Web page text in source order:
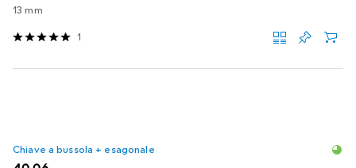
13 mm
1
Chiave a bussola + esagonale